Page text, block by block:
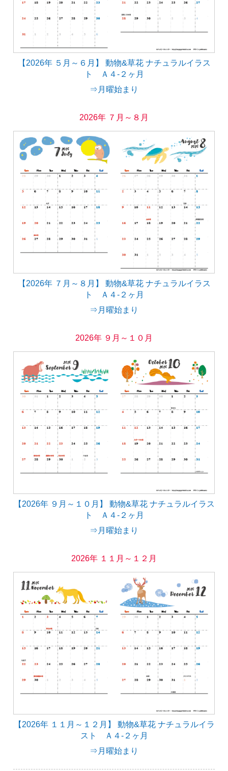
【2026年 ５月～６月】 動物&草花 ナチュラルイラス
ト Ａ４-２ヶ月
⇒月曜始まり
2026年 ７月～８月
【2026年 ７月～８月】 動物&草花 ナチュラルイラス
ト Ａ４-２ヶ月
⇒月曜始まり
2026年 ９月～１０月
【2026年 ９月～１０月】 動物&草花 ナチュラルイラス
ト Ａ４-２ヶ月
⇒月曜始まり
2026年 １１月～１２月
【2026年 １１月～１２月】 動物&草花 ナチュラルイラ
スト Ａ４-２ヶ月
⇒月曜始まり